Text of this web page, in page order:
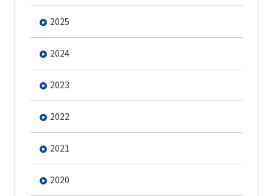
2025
2024
2023
2022
2021
2020